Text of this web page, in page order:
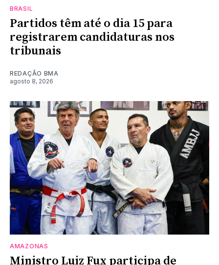
BRASIL
Partidos têm até o dia 15 para
registrarem candidaturas nos
tribunais
REDAÇÃO BMA
agosto 8, 2026
AMAZONAS
Ministro Luiz Fux participa de